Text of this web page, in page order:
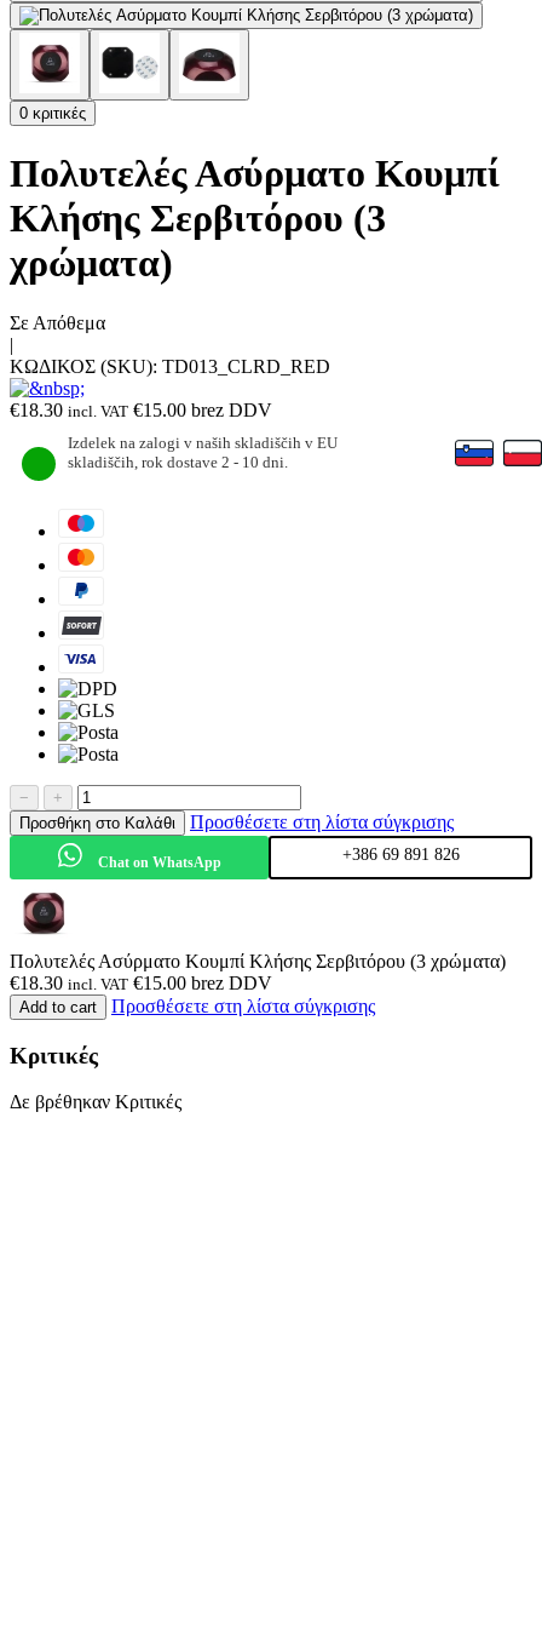
0 κριτικές
Πολυτελές Ασύρματο Κουμπί
Κλήσης Σερβιτόρου (3
χρώματα)
Σε Απόθεμα
|
ΚΩΔΙΚΟΣ (SKU): TD013_CLRD_RED
€18.30 incl. VAT €15.00 brez DDV
Izdelek na zalogi v naših skladiščih v EU
skladiščih, rok dostave 2 - 10 dni.
−
+
Προσθήκη στο Καλάθι
Προσθέσετε στη λίστα σύγκρισης
Chat on WhatsApp +386 69 891 826
Πολυτελές Ασύρματο Κουμπί Κλήσης Σερβιτόρου (3 χρώματα)
€18.30 incl. VAT €15.00 brez DDV
Add to cart Προσθέσετε στη λίστα σύγκρισης
Κριτικές
Δε βρέθηκαν Κριτικές